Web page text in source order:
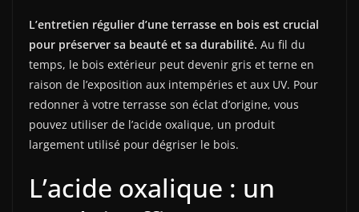
L’entretien régulier d’une terrasse en bois est crucial
pour préserver sa beauté et sa durabilité. Au fil du
temps, le bois extérieur peut devenir gris et terne en
raison de l’exposition aux intempéries et aux UV. Pour
redonner à votre terrasse son éclat d’origine, vous
pouvez utiliser de l’acide oxalique, un produit
largement utilisé pour dégriser le bois.
L’acide oxalique : un